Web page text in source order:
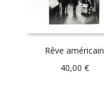
Rêve américain
40,00 €